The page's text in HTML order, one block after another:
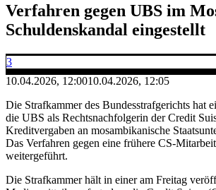
Verfahren gegen UBS im
Schuldenskandal eingestellt
3
10.04.2026, 12:0010.04.2026, 12:05
Die Strafkammer des Bundesstrafgerichts hat
die UBS als Rechtsnachfolgerin der Credit
Kreditvergaben an mosambikanische
Das Verfahren gegen eine frühere CS-
weitergeführt.
Die Strafkammer hält in einer am Freitag